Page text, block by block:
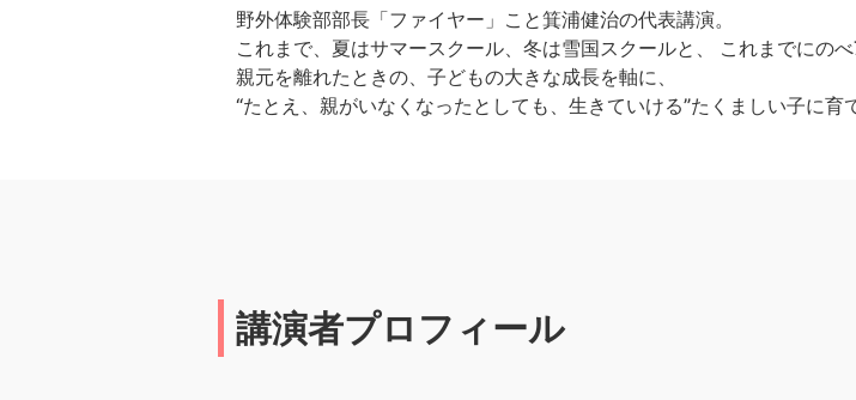
野外体験部部長「ファイヤー」こと箕浦健治の代表講演。
これまで、夏はサマースクール、冬は雪国スクールと、 これまでにの
親元を離れたときの、子どもの大きな成長を軸に、
“たとえ、親がいなくなったとしても、生きていける”たくましい子に育
講演者プロフィール